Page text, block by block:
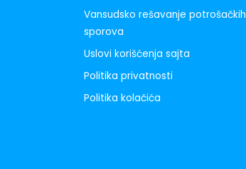
Vansudsko rešavanje potrošačkih
sporova
Uslovi korišćenja sajta
Politika privatnosti
Politika kolačića